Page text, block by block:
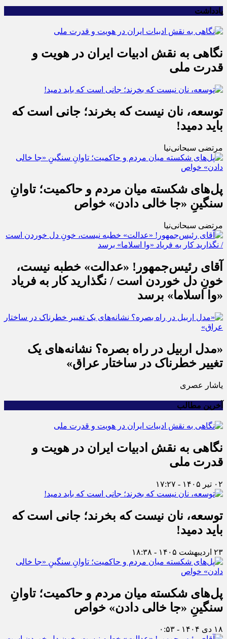
یادداشت
نگاهی به نقش ادبیات ایران در هویت و
قدرت ملی
توسعه، نان نیست که بخرند؛ جانی است که
باید دمید!
مرتضی سبحانی‌نیا
پل‌های شکسته میان مردم و حاکمیت؛ تاوانِ
سنگینِ «جا خالی دادن» خواص
مرتضی سبحانی‌نیا
آقای رئیس‌جمهور! «عدالت» خطبه نیست،
خونِ دل خوردن است / نگذارید کار به فریاد
«وا اسلاما» برسد
«مدل اربیل در راه بصره؟ نشانه‌های یک
تغییر خطرناک در ساختار عراق»
یاشار عصری
آخرین مطالب
نگاهی به نقش ادبیات ایران در هویت و
قدرت ملی
۰۲ تیر ۱۴۰۵ - ۱۷:۲۷
توسعه، نان نیست که بخرند؛ جانی است که
باید دمید!
۲۳ اردیبهشت ۱۴۰۵ - ۱۸:۳۸
پل‌های شکسته میان مردم و حاکمیت؛ تاوانِ
سنگینِ «جا خالی دادن» خواص
۱۸ دی ۱۴۰۴ - ۰:۵۳